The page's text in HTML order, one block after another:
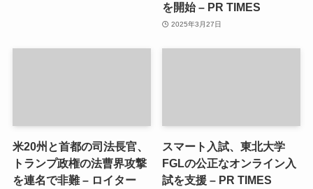
を開始 – PR TIMES
2025年3月27日
米20州と首都の司法長官、
トランプ政権の法曹界攻撃
を連名で非難 – ロイター
スマート入試、東北大学
FGLの公正なオンライン入
試を支援 – PR TIMES